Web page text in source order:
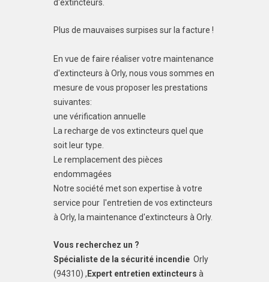
d'extincteurs.
Plus de mauvaises surpises sur la facture !
En vue de faire réaliser votre maintenance
d'extincteurs à Orly, nous vous sommes en
mesure de vous proposer les prestations
suivantes:
une vérification annuelle
La recharge de vos extincteurs quel que
soit leur type.
Le remplacement des pièces
endommagées
Notre société met son expertise à votre
service pour l'entretien de vos extincteurs
à Orly, la maintenance d'extincteurs à Orly.
Vous recherchez un ?
Spécialiste de la sécurité incendie Orly
(94310) , Expert entretien extincteurs à